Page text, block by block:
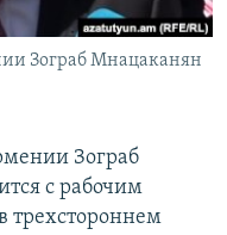
Зограб Мнацаканян
Зограб
с рабочим
трехстороннем